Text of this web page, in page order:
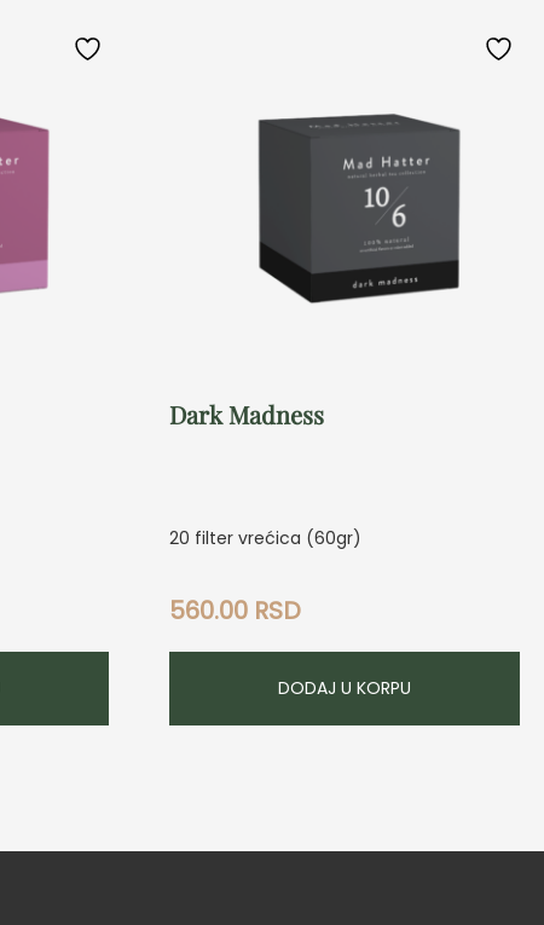
Dark Madness
20 filter vrećica (60gr)
560.00 RSD
DODAJ U KORPU